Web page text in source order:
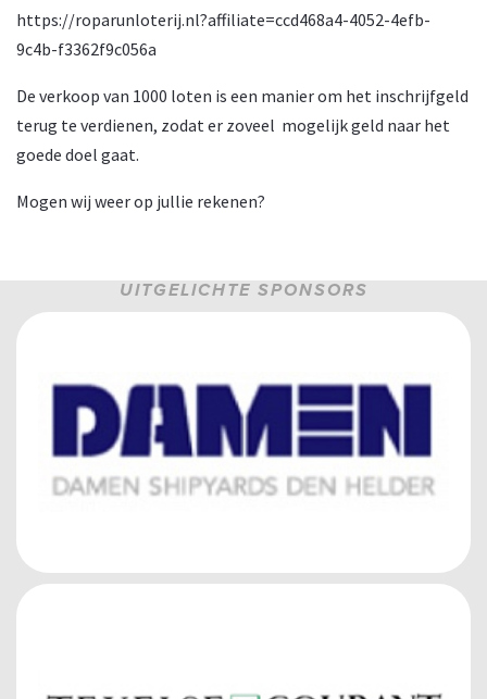
https://roparunloterij.nl?affiliate=ccd468a4-4052-4efb-
9c4b-f3362f9c056a
De verkoop van 1000 loten is een manier om het inschrijfgeld
terug te verdienen, zodat er zoveel mogelijk geld naar het
goede doel gaat.
Mogen wij weer op jullie rekenen?
UITGELICHTE SPONSORS